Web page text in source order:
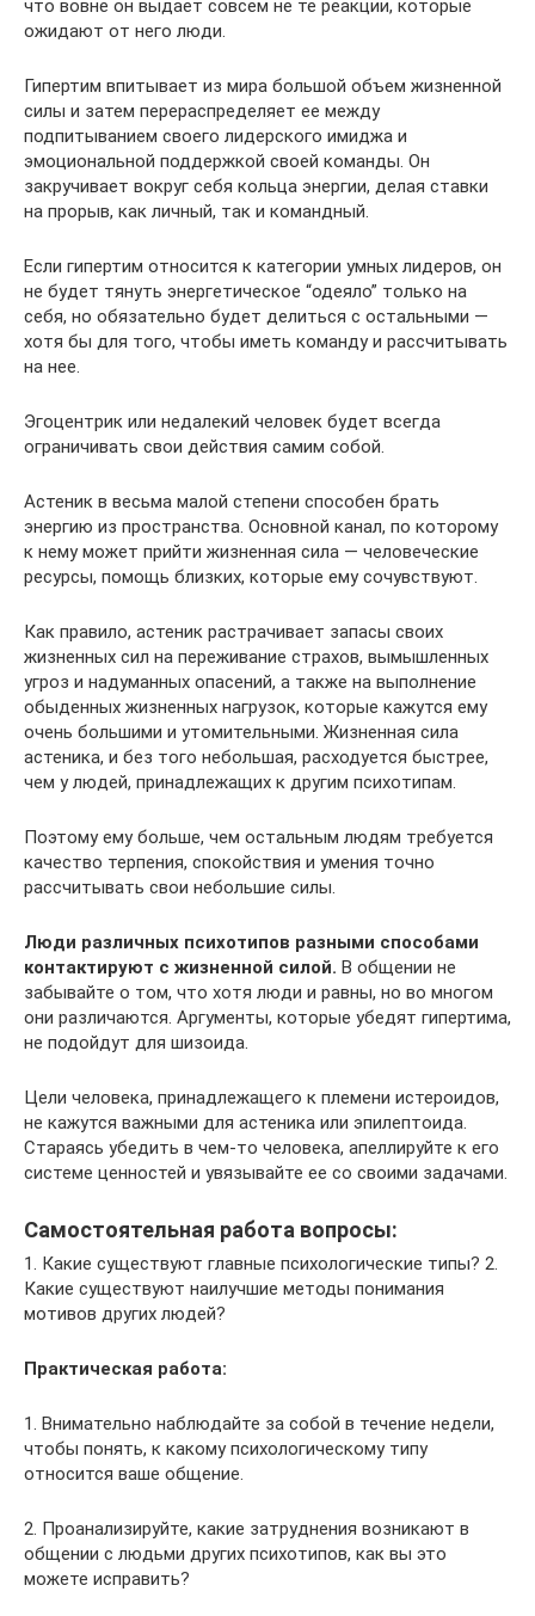
что вовне он выдает совсем не те реакции, которые
ожидают от него люди.
Гипертим впитывает из мира большой объем жизненной
силы и затем перераспределяет ее между
подпитыванием своего лидерского имиджа и
эмоциональной поддержкой своей команды. Он
закручивает вокруг себя кольца энергии, делая ставки
на прорыв, как личный, так и командный.
Если гипертим относится к категории умных лидеров, он
не будет тянуть энергетическое “одеяло” только на
себя, но обязательно будет делиться с остальными —
хотя бы для того, чтобы иметь команду и рассчитывать
на нее.
Эгоцентрик или недалекий человек будет всегда
ограничивать свои действия самим собой.
Астеник в весьма малой степени способен брать
энергию из пространства. Основной канал, по которому
к нему может прийти жизненная сила — человеческие
ресурсы, помощь близких, которые ему сочувствуют.
Как правило, астеник растрачивает запасы своих
жизненных сил на переживание страхов, вымышленных
угроз и надуманных опасений, а также на выполнение
обыденных жизненных нагрузок, которые кажутся ему
очень большими и утомительными. Жизненная сила
астеника, и без того небольшая, расходуется быстрее,
чем у людей, принадлежащих к другим психотипам.
Поэтому ему больше, чем остальным людям требуется
качество терпения, спокойствия и умения точно
рассчитывать свои небольшие силы.
Люди различных психотипов разными способами
контактируют с жизненной силой. В общении не
забывайте о том, что хотя люди и равны, но во многом
они различаются. Аргументы, которые убедят гипертима,
не подойдут для шизоида.
Цели человека, принадлежащего к племени истероидов,
не кажутся важными для астеника или эпилептоида.
Стараясь убедить в чем-то человека, апеллируйте к его
системе ценностей и увязывайте ее со своими задачами.
Самостоятельная работа вопросы:
1. Какие существуют главные психологические типы? 2.
Какие существуют наилучшие методы понимания
мотивов других людей?
Практическая работа:
1. Внимательно наблюдайте за собой в течение недели,
чтобы понять, к какому психологическому типу
относится ваше общение.
2. Проанализируйте, какие затруднения возникают в
общении с людьми других психотипов, как вы это
можете исправить?